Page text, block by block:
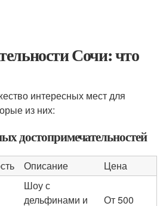
Сочи: что
интересных мест для
из них:
достопримечательностей
Описание Цена
Шоу с
дельфинами и
От 500